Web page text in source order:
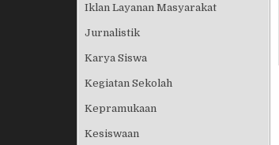
Iklan Layanan Masyarakat
Jurnalistik
Karya Siswa
Kegiatan Sekolah
Kepramukaan
Kesiswaan